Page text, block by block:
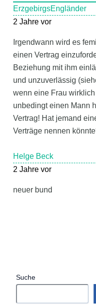
ErzgebirgsEngländer
2 Jahre vor
Irgendwann wird es
einen Vertrag
Beziehung mit ihm
und unzuverlässig
wenn eine Frau
unbedingt einen Mann
Vertrag! Hat jemand
Verträge nennen
Helge Beck
2 Jahre vor
neuer bund
Suche